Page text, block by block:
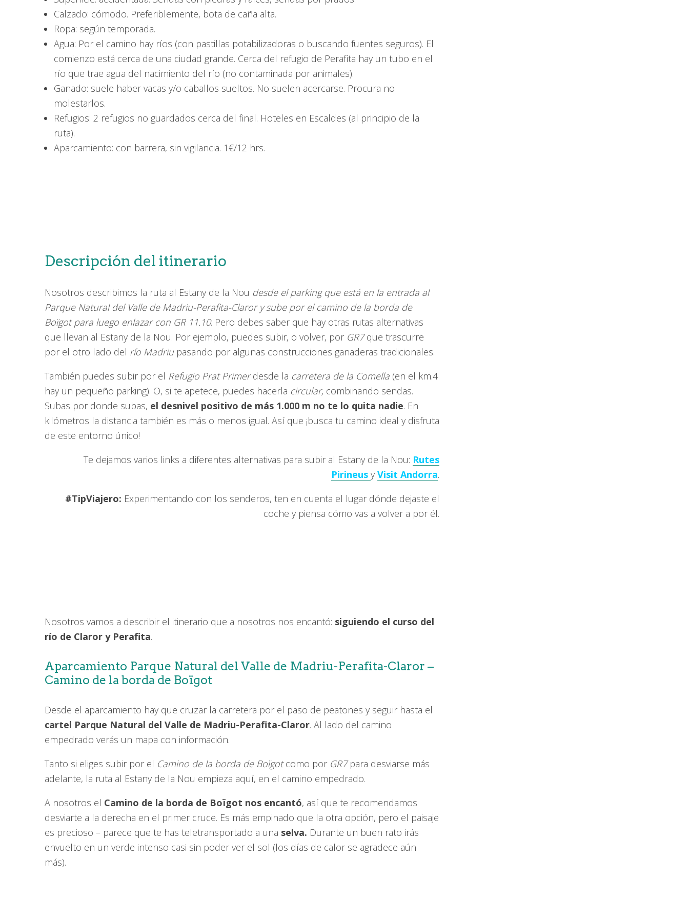
Calzado: cómodo. Preferiblemente, bota de caña alta.
Ropa: según temporada.
Agua: Por el camino hay ríos (con pastillas potabilizadoras o buscando fuentes seguros). El
comienzo está cerca de una ciudad grande. Cerca del refugio de Perafita hay un tubo en el
río que trae agua del nacimiento del río (no contaminada por animales).
Ganado: suele haber vacas y/o caballos sueltos. No suelen acercarse. Procura no
molestarlos.
Refugios: 2 refugios no guardados cerca del final. Hoteles en Escaldes (al principio de la
ruta).
Aparcamiento: con barrera, sin vigilancia. 1€/12 hrs.
Descripción del itinerario
Nosotros describimos la ruta al Estany de la Nou desde el parking que está en la entrada al
Parque Natural del Valle de Madriu-Perafita-Claror y sube por el camino de la borda de
Boïgot para luego enlazar con GR 11.10. Pero debes saber que hay otras rutas alternativas
que llevan al Estany de la Nou. Por ejemplo, puedes subir, o volver, por GR7que trascurre
por el otro lado del río Madriupasando por algunas construcciones ganaderas tradicionales.
También puedes subir por el Refugio Prat Primerdesde la carretera de la Comella (en el km.4
hay un pequeño parking). O, si te apetece, puedes hacerla circular, combinando sendas.
Subas por donde subas, el desnivel positivo de más 1.000 m no te lo quita nadie. En
kilómetros la distancia también es más o menos igual. Así que ¡busca tu camino ideal y disfruta
de este entorno único!
Te dejamos varios links a diferentes alternativas para subir al Estany de la Nou: Rutes
Pirineus y Visit Andorra.
#TipViajero: Experimentando con los senderos, ten en cuenta el lugar dónde dejaste el
coche y piensa cómo vas a volver a por él.
Nosotros vamos a describir el itinerario que a nosotros nos encantó: siguiendo el curso del
río de Claror y Perafita.
Aparcamiento Parque Natural del Valle de Madriu-Perafita-Claror –
Camino de la borda de Boïgot
Desde el aparcamiento hay que cruzar la carretera por el paso de peatones y seguir hasta el
cartel Parque Natural del Valle de Madriu-Perafita-Claror. Al lado del camino
empedrado verás un mapa con información.
Tanto si eliges subir por el Camino de la borda de Boïgotcomo por GR7para desviarse más
adelante, la ruta al Estany de la Nou empieza aquí, en el camino empedrado.
A nosotros el Camino de la borda de Boïgot nos encantó, así que te recomendamos
desviarte a la derecha en el primer cruce. Es más empinado que la otra opción, pero el paisaje
es precioso – parece que te has teletransportado a una selva. Durante un buen rato irás
envuelto en un verde intenso casi sin poder ver el sol (los días de calor se agradece aún
más).